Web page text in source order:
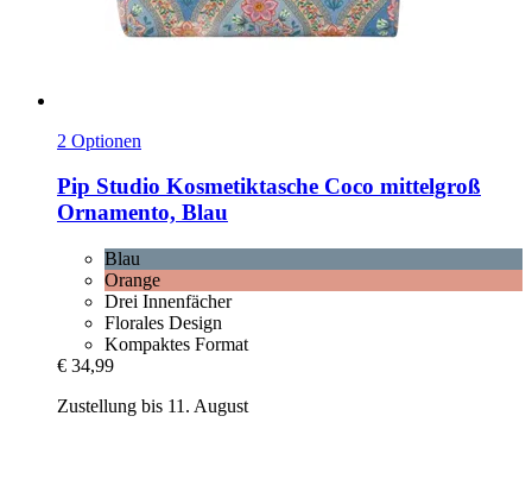
2 Optionen
Pip Studio Kosmetiktasche Coco mittelgroß
Ornamento, Blau
Blau
Orange
Drei Innenfächer
Florales Design
Kompaktes Format
€ 34,99
Zustellung bis 11. August